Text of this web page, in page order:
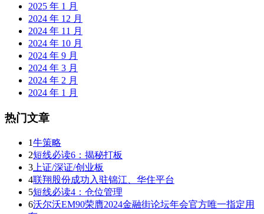
2025 年 1 月
2024 年 12 月
2024 年 11 月
2024 年 10 月
2024 年 9 月
2024 年 3 月
2024 年 2 月
2024 年 1 月
热门文章
1牛策略
2短线必读6：揭秘打板
3 上证/深证/创业板
4联翔股份成功入驻锦江、华住平台
5短线必读4：仓位管理
6沃尔沃EM90荣膺2024金融街论坛年会官方唯一指定用